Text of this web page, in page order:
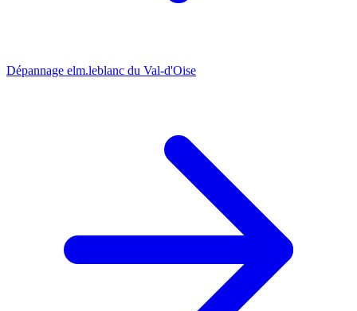
Dépannage elm.leblanc du Val-d'Oise